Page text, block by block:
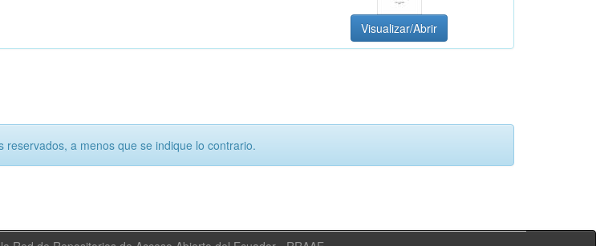
Visualizar/Abrir
a menos que se indique lo contrario.